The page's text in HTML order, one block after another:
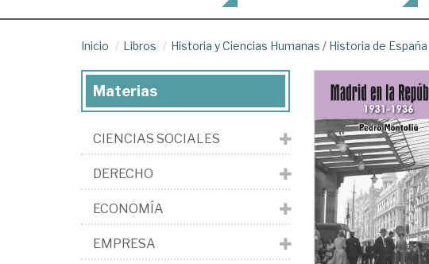
Inicio Libros Historia y Ciencias Humanas / Historia de España
Materias
CIENCIAS SOCIALES
DERECHO
ECONOMÍA
EMPRESA